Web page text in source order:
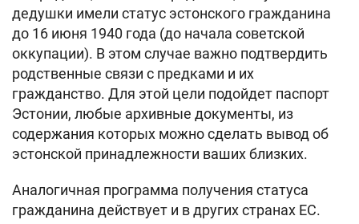
дедушки имели статус эстонского гражданина
до 16 июня 1940 года (до начала советской
оккупации). В этом случае важно подтвердить
родственные связи с предками и их
гражданство. Для этой цели подойдет паспорт
Эстонии, любые архивные документы, из
содержания которых можно сделать вывод об
эстонской принадлежности ваших близких.
Аналогичная программа получения статуса
гражданина действует и в других странах ЕС.